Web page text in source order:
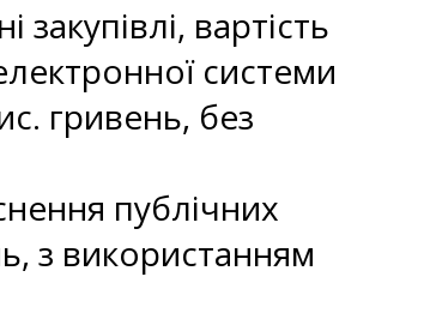
вартість
системи
гривень, без
публічних
з використанням